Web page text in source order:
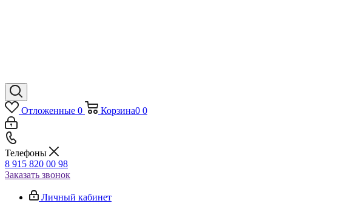
Отложенные 0 Корзина0 0
Телефоны
8 915 820 00 98
Заказать звонок
Личный кабинет